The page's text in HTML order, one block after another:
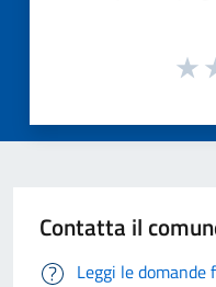
Contatta il
Leggi le domande